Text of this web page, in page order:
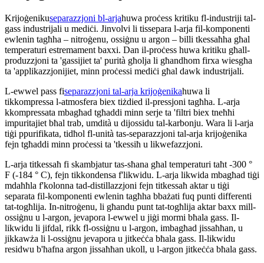
Krijoġenikuseparazzjoni bl-arjahuwa proċess kritiku fl-industriji tal-
gass industrijali u mediċi. Jinvolvi li tissepara l-arja fil-komponenti
ewlenin tagħha – nitroġenu, ossiġnu u argon – billi tkessaħha għal
temperaturi estremament baxxi. Dan il-proċess huwa kritiku għall-
produzzjoni ta 'gassijiet ta' purità għolja li għandhom firxa wiesgħa
ta 'applikazzjonijiet, minn proċessi mediċi għal dawk industrijali.
L-ewwel pass fiseparazzjoni tal-arja krijoġenikahuwa li
tikkompressa l-atmosfera biex tiżdied il-pressjoni tagħha. L-arja
kkompressata mbagħad tgħaddi minn serje ta 'filtri biex tneħħi
impuritajiet bħal trab, umdità u dijossidu tal-karbonju. Wara li l-arja
tiġi ppurifikata, tidħol fl-unità tas-separazzjoni tal-arja krijoġenika
fejn tgħaddi minn proċessi ta 'tkessiħ u likwefazzjoni.
L-arja titkessaħ fi skambjatur tas-sħana għal temperaturi taħt -300 °
F (-184 ° C), fejn tikkondensa f'likwidu. L-arja likwida mbagħad tiġi
mdaħħla f'kolonna tad-distillazzjoni fejn titkessaħ aktar u tiġi
separata fil-komponenti ewlenin tagħha bbażati fuq punti differenti
tat-togħlija. In-nitroġenu, li għandu punt tat-togħlija aktar baxx mill-
ossiġnu u l-argon, jevapora l-ewwel u jiġi mormi bħala gass. Il-
likwidu li jifdal, rikk fl-ossiġnu u l-argon, imbagħad jissaħħan, u
jikkawża li l-ossiġnu jevapora u jitkeċċa bħala gass. Il-likwidu
residwu b'ħafna argon jissaħħan ukoll, u l-argon jitkeċċa bħala gass.